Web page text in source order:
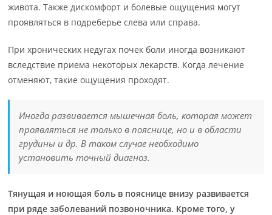
живота. Также дискомфорт и болевые ощущения могут
проявляться в подреберье слева или справа.
При хронических недугах почек боли иногда возникают
вследствие приема некоторых лекарств. Когда лечение
отменяют, такие ощущения проходят.
Иногда развивается мышечная боль, которая может
проявляться не только в пояснице, но и в области
грудины и др. В таком случае необходимо
установить точный диагноз.
Тянущая и ноющая боль в пояснице внизу развивается
при ряде заболеваний позвоночника. Кроме того, у